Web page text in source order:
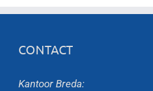
CONTACT
Kantoor Breda: